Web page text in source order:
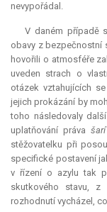
nevypořádal.
V daném případě
obavy z bezpečnostní
hovořili o atmosféře
uveden strach o
otázek vztahujících
jejich prokázání by
toho následovaly
uplatňování práva
stěžovatelku při
specifické postavení
v řízení o azylu tak
skutkového stavu, z
rozhodnutí vycházel,